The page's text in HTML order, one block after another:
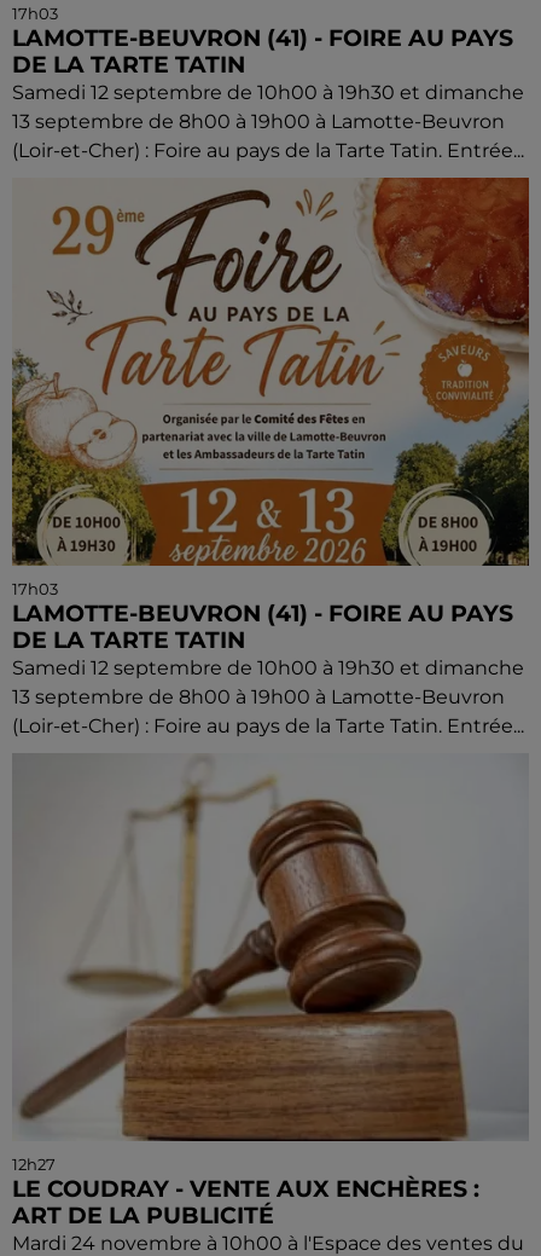
17h03
LAMOTTE-BEUVRON (41) - FOIRE AU PAYS
DE LA TARTE TATIN
Samedi 12 septembre de 10h00 à 19h30 et dimanche
13 septembre de 8h00 à 19h00 à Lamotte-Beuvron
(Loir-et-Cher) : Foire au pays de la Tarte Tatin. Entrée...
17h03
LAMOTTE-BEUVRON (41) - FOIRE AU PAYS
DE LA TARTE TATIN
Samedi 12 septembre de 10h00 à 19h30 et dimanche
13 septembre de 8h00 à 19h00 à Lamotte-Beuvron
(Loir-et-Cher) : Foire au pays de la Tarte Tatin. Entrée...
12h27
LE COUDRAY - VENTE AUX ENCHÈRES :
ART DE LA PUBLICITÉ
Mardi 24 novembre à 10h00 à l'Espace des ventes du